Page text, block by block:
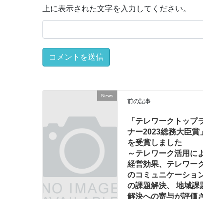
上に表示された文字を入力してください。
News
前の記事
「テレワークトップ
ナー2023総務大臣賞」
を受賞しました
～テレワーク活用に
経営効果、テレワー
のコミュニケーショ
の課題解決、 地域課
解決への寄与が評価